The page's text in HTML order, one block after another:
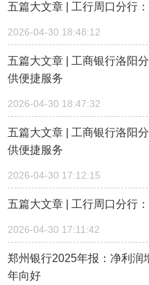
五篇大文章 | 工行周口分行
2026-04-30 18:48:12
五篇大文章 | 工商银行洛阳
供便捷服务
2026-04-30 18:47:32
五篇大文章 | 工商银行洛阳
供便捷服务
2026-04-30 17:12:15
五篇大文章 | 工行周口分行
2026-04-30 17:11:42
郑州银行2025年报：净利润
年向好